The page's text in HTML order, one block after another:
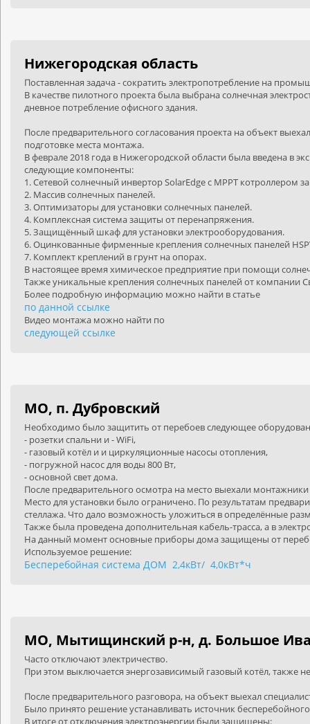
Нижегородская область
Поставленная задача - сократить электропотребление на
В качестве пилотного проекта была выбрана солнечная
дневное потребление офисного здания.
После предварительного согласования проекта на объект
подготовке места монтажа.
В феврале 2018 года в Нижегородской области была введена в
следующие компоненты:
1. Сетевой солнечный инвертор SolarEdge с MPPT котроллером
2. Массив солнечных панелей.
3. Оптимизаторы для установки солнечных панелей.
4. Комплексная система защиты от перенапряжения.
5. Защищённый шкаф для установки электрооборудования.
6. Оцинкованные фирменные крепления солнечных панелей
7. Комплект креплений в грунт на опорах.
В настоящее время химическое предприятие при помощи
Также уникальные крепления солнечных панелей от компании
Более подробную информацию можно найти в статье
по данной ссылке
Видео монтажа можно найти по
следующей ссылке
МО, п. Дубровский
Необходимо было защитить от перебоев следующее
- розетки спальни и -WiFi,
- газовый котёл и и циркуляционные насосы отопления,
- погружной насос для воды 800 Вт,
- основной свет дома.
После предварительного осмотра на место выехали
Место для установки было ограничено. По результатам
стеллажа. Что дало возможность уложиться в определённые
Также была проведена дополнительная кабель-трасса, а в
На данный момент основные приборы дома защищены от
Используемое решение:
Бесперебойная система ДОМ 2,4кВт/ 4,0кВт*ч
МО, Мытищинский р-н, д. Большое
Часто отключают электричество.
При этом выключается энергозависимый газовый котёл, также
После предварительного разговора, на объект выехал
Было принято решение устанавливать источник
В итоге от отключения электроэнергии были защищены: